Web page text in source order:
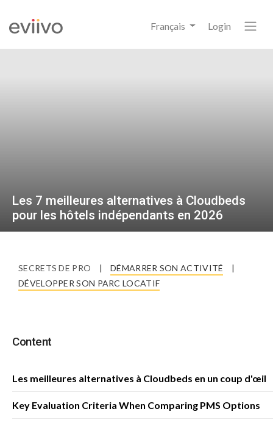
Français Login
Les 7 meilleures alternatives à Cloudbeds
pour les hôtels indépendants en 2026
SECRETS DE PRO | DÉMARRER SON ACTIVITÉ
|
DÉVELOPPER SON PARC LOCATIF
Content
Les meilleures alternatives à Cloudbeds en un coup d'œil
Key Evaluation Criteria When Comparing PMS Options